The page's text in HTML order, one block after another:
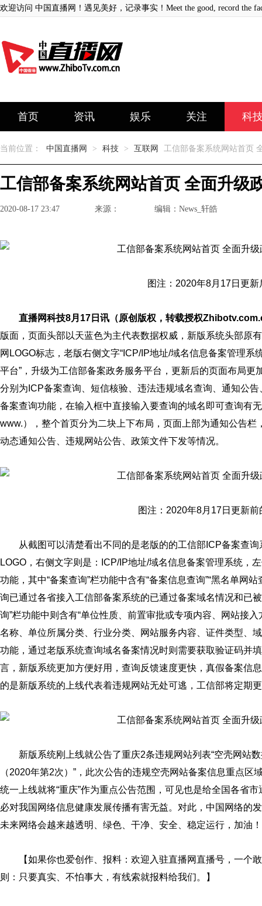
欢迎访问 中国直播网！遇见美好，记录事实！Meet the good, record the
首页 资讯 娱乐 关注 科
当前位置： 中国直播网 > 科技 > 互联网 工信部备案系统网站首页
工信部备案系统网站首页 全面升级
2020-08-17 23:47 来源： 编辑：News_轩皓
图注：2020年8月17日更
直播网科技8月17日讯（原创版权，转载授权
版面，页面头部以天蓝色为主代表数据权威，新版系统头部原
网LOGO标志，老版右侧文字“ICP/IP地址/域名信息备案管理系
平台”，升级为工信部备案政务服务平台，更新后的页面布局
分别为ICP备案查询、短信核验、违法违规域名查询、通知公
备案查询功能，在输入框中直接输入要查询的域名即可查询有
www.），整个首页分为二块上下布局，页面上部为通知公告
动态通知公告、违规网站公告、政策文件下发等情况。
图注：2020年8月17日更新
从截图可以清楚看出不同的是老版的的工信部ICP备案查
LOGO，右侧文字则是：ICP/IP地址/域名信息备案管理系统，
功能，其中“备案查询”栏功能中含有“备案信息查询”“黑名单网
询已通过各省接入工信部备案系统的已通过备案域名情况和已
询”栏功能中则含有“单位性质、前置审批或专项内容、网站接
名称、单位所属分类、行业分类、网站服务内容、证件类型、
功能，通过老版系统查询域名备案情况时则需要获取验证码并
言，新版系统更加方便好用，查询反馈速度更快，真假备案信
的是新版系统的上线代表着违规网站无处可逃，工信部将定期
新版系统刚上线就公告了重庆2条违规网站列表“空壳网站
（2020年第2次）”，此次公告的违规空壳网站备案信息重点
统一上线就将“重庆”作为重点公告范围，可见也是给全国各省
必对我国网络信息健康发展传播有害无益。对此，中国网络的
未来网络会越来越透明、绿色、干净、安全、稳定运行，加油
【如果你也爱创作、报料：欢迎入驻直播网直播号，一个
则：只要真实、不怕事大，有线索就报料给我们。】